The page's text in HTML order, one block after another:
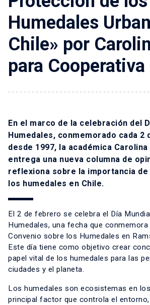
Humedales
Chile» por
para Cooperativa
En el marco de la celebración del
Humedales, conmemorado cada 2
desde 1997, la académica Carolina
entrega una nueva columna de
reflexiona sobre la importancia
los humedales en Chile.
El 2 de febrero se celebra el Día
Humedales, una fecha que
Convenio sobre los Humedales en
Este día tiene como objetivo crear
papel vital de los humedales para las
ciudades y el planeta.
Los humedales son ecosistemas en
principal factor que controla el